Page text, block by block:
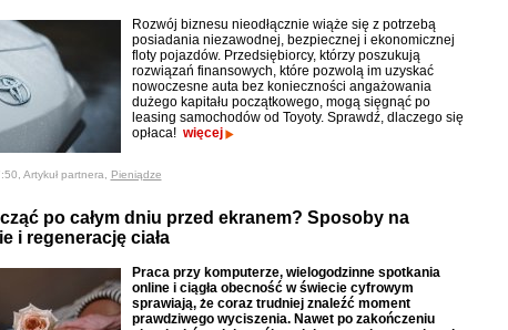
Rozwój biznesu nieodłącznie wiąże się z potrzebą
posiadania niezawodnej, bezpiecznej i ekonomicznej
floty pojazdów. Przedsiębiorcy, którzy poszukują
rozwiązań finansowych, które pozwolą im uzyskać
nowoczesne auta bez konieczności angażowania
dużego kapitału początkowego, mogą sięgnąć po
leasing samochodów od Toyoty. Sprawdź, dlaczego się
opłaca! więcej
Artykuł partnera, Pieniądze
po całym dniu przed ekranem? Sposoby na
i regenerację ciała
Praca przy komputerze, wielogodzinne spotkania
online i ciągła obecność w świecie cyfrowym
sprawiają, że coraz trudniej znaleźć moment
prawdziwego wyciszenia. Nawet po zakończeniu